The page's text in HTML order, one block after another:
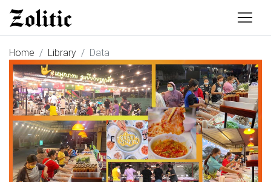
Home Library Data